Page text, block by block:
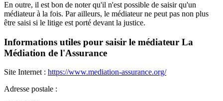
En outre, il est bon de noter qu'il n'est possible de saisir qu'un
médiateur à la fois. Par ailleurs, le médiateur ne peut pas non plus
être saisi si le litige est porté devant la justice.
Informations utiles pour saisir le médiateur La
Médiation de l'Assurance
Site Internet : https://www.mediation-assurance.org/
Adresse postale :